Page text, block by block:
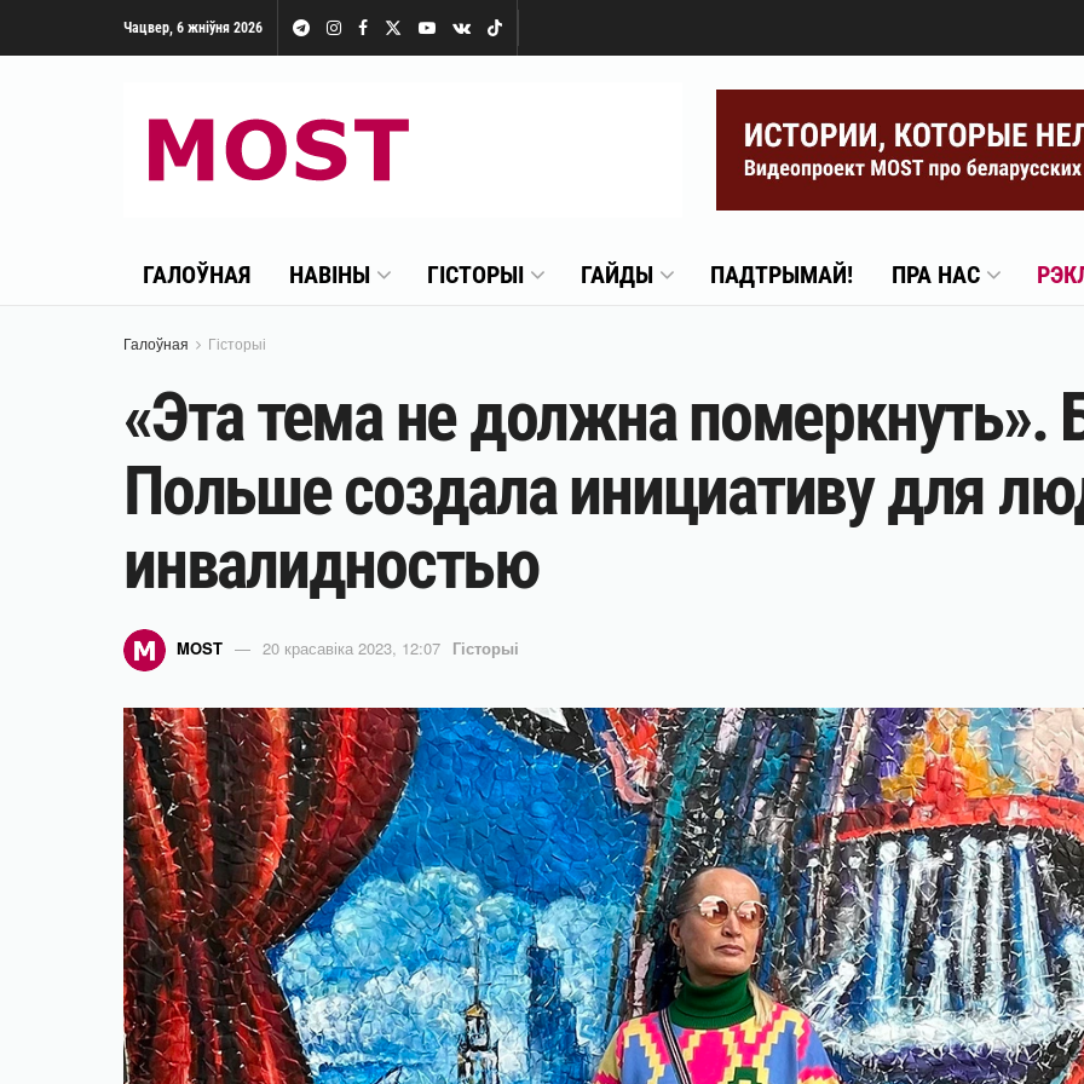
Чацвер, 6 жніўня 2026
ГАЛОЎНАЯ НАВІНЫ ГІСТОРЫІ ГАЙДЫ ПАДТРЫМАЙ! ПРА НАС
Галоўная Гісторыі
«Эта тема не должна померкнуть».
Польше создала инициативу для
инвалидностью
MOST 20 красавіка 2023, 12:07 Гісторыі